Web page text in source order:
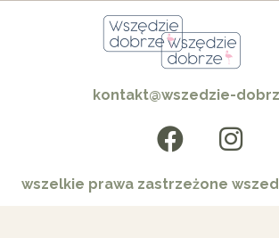
kontakt@wszedzie-
wszelkie prawa zastrzeżone